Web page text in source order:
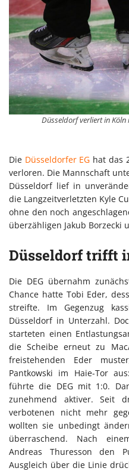
Düsseldorf verliert in Köln
Die Düsseldorfer EG hat das
verloren. Die Mannschaft
Düsseldorf lief in
die Langzeitverletzten Kyle
ohne den noch
überzähligen Jakub Borzecki
Düsseldorf trifft
Die DEG übernahm
Chance hatte Tobi Eder,
streifte. Im Gegenzug
Düsseldorf in Unterzahl.
starteten einen
die Scheibe erneut zu
freistehenden Eder
Pantkowski im Haie-Tor
führte die DEG mit 1:0.
zunehmend aktiver. Seit
verbotenen nicht mehr
wollten sie unbedingt
überraschend. Nach
Andreas Thuresson den
Ausgleich über die Linie